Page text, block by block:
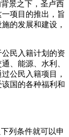
景之下，圣卢西
项目的推出，旨
的发展和建设，
民入籍计划的资
、能源、水利、
公民入籍项目，
国的各种福利和
列条件就可以申